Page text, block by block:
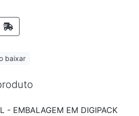
baixar
- EMBALAGEM EM DIGIPACK